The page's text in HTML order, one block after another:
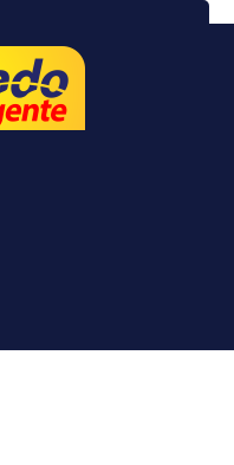
a navegar, você está
mais.